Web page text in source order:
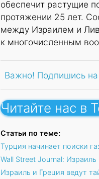
обеспечит растущие
протяжении 25 лет.
между Израилем и
к многочисленным
Важно! Подпишись
Читайте нас в
Статьи по теме:
Турция начинает поиски
Wall Street Journal:
Израиль и Греция ведут